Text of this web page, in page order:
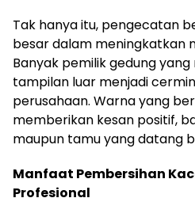
Tak hanya itu, pengecatan
besar dalam meningkatkan
Banyak pemilik gedung
tampilan luar menjadi
perusahaan. Warna yang
memberikan kesan positif,
maupun tamu yang datang
Manfaat Pembersihan
Profesional